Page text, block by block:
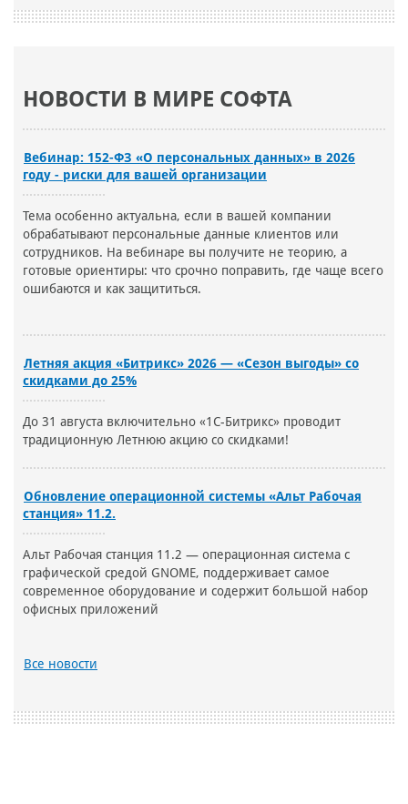
НОВОСТИ В МИРЕ СОФТА
Вебинар: 152-ФЗ «О персональных данных» в 2026
году - риски для вашей организации
Тема особенно актуальна, если в вашей компании
обрабатывают персональные данные клиентов или
сотрудников. На вебинаре вы получите не теорию, а
готовые ориентиры: что срочно поправить, где чаще всего
ошибаются и как защититься.
Летняя акция «Битрикс» 2026 — «Сезон выгоды» со
скидками до 25%
До 31 августа включительно «1С-Битрикс» проводит
традиционную Летнюю акцию со скидками!
Обновление операционной системы «Альт Рабочая
станция» 11.2.
Альт Рабочая станция 11.2 — операционная система с
графической средой GNOME, поддерживает самое
современное оборудование и содержит большой набор
офисных приложений
Все новости